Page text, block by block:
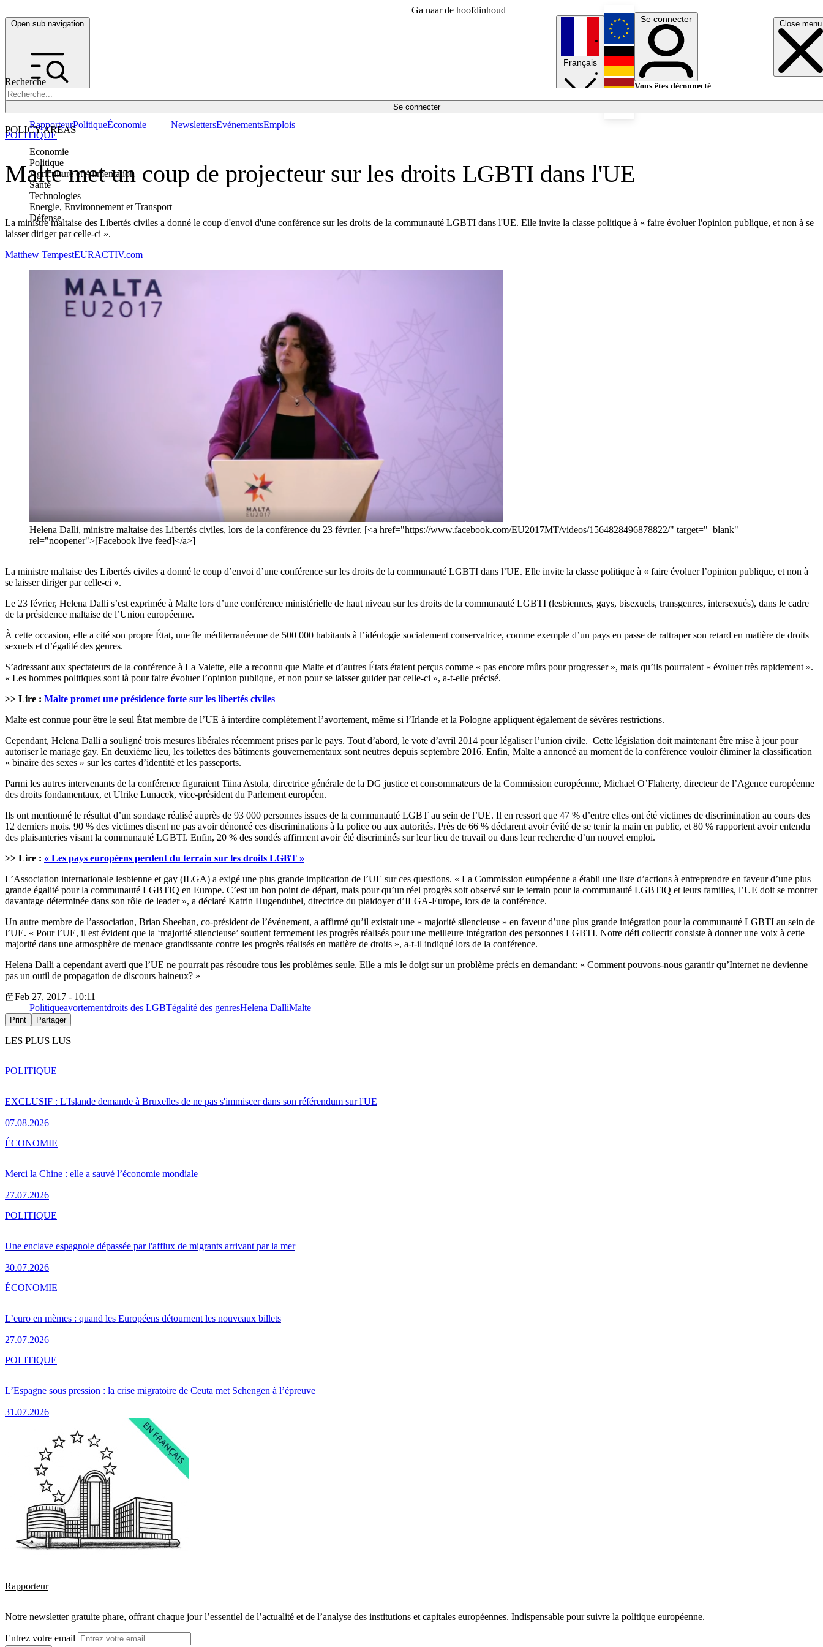
Ga naar de hoofdinhoud
Open sub navigation Close menu
Recherche
Se connecter
POLICY AREAS
Economie
Politique
Agriculture et Alimentation
Santé
Technologies
Energie, Environnement et Transport
Défense
RapporteurPolitiqueÉconomie NewslettersEvénementsEmplois
Français
English
Deutsch
Se connecter
Vous êtes déconnecté.
Malte met un coup de projecteur sur les droits LGBTI dans l'UE
La ministre maltaise des Libertés civiles a donné le coup d'envoi d'une conférence sur les droits de la communauté LGBTI dans l'UE. Elle invite la classe politique à « faire évoluer l'opinion publique, et non à se
laisser diriger par celle-ci ».
POLITIQUE
Matthew TempestEURACTIV.com
Helena Dalli, ministre maltaise des Libertés civiles, lors de la conférence du 23 février. [<a href="https://www.facebook.com/EU2017MT/videos/1564828496878822/" target="_blank"
rel="noopener">[Facebook live feed]</a>]
La ministre maltaise des Libertés civiles a donné le coup d’envoi d’une conférence sur les droits de la communauté LGBTI dans l’UE. Elle invite la classe politique à « faire évoluer l’opinion publique, et non à
se laisser diriger par celle-ci ».
Le 23 février, Helena Dalli s’est exprimée à Malte lors d’une conférence ministérielle de haut niveau sur les droits de la communauté LGBTI (lesbiennes, gays, bisexuels, transgenres, intersexués), dans le cadre
de la présidence maltaise de l’Union européenne.
À cette occasion, elle a cité son propre État, une île méditerranéenne de 500 000 habitants à l’idéologie socialement conservatrice, comme exemple d’un pays en passe de rattraper son retard en matière de droits
sexuels et d’égalité des genres.
S’adressant aux spectateurs de la conférence à La Valette, elle a reconnu que Malte et d’autres États étaient perçus comme « pas encore mûrs pour progresser », mais qu’ils pourraient « évoluer très rapidement ».
« Les hommes politiques sont là pour faire évoluer l’opinion publique, et non pour se laisser guider par celle-ci », a-t-elle précisé.
>> Lire : Malte promet une présidence forte sur les libertés civiles
Malte est connue pour être le seul État membre de l’UE à interdire complètement l’avortement, même si l’Irlande et la Pologne appliquent également de sévères restrictions.
Cependant, Helena Dalli a souligné trois mesures libérales récemment prises par le pays. Tout d’abord, le vote d’avril 2014 pour légaliser l’union civile. Cette législation doit maintenant être mise à jour pour
autoriser le mariage gay. En deuxième lieu, les toilettes des bâtiments gouvernementaux sont neutres depuis septembre 2016. Enfin, Malte a annoncé au moment de la conférence vouloir éliminer la classification
« binaire des sexes » sur les cartes d’identité et les passeports.
Parmi les autres intervenants de la conférence figuraient Tiina Astola, directrice générale de la DG justice et consommateurs de la Commission européenne, Michael O’Flaherty, directeur de l’Agence européenne
des droits fondamentaux, et Ulrike Lunacek, vice-président du Parlement européen.
Ils ont mentionné le résultat d’un sondage réalisé auprès de 93 000 personnes issues de la communauté LGBT au sein de l’UE. Il en ressort que 47 % d’entre elles ont été victimes de discrimination au cours des
12 derniers mois. 90 % des victimes disent ne pas avoir dénoncé ces discriminations à la police ou aux autorités. Près de 66 % déclarent avoir évité de se tenir la main en public, et 80 % rapportent avoir entendu
des plaisanteries visant la communauté LGBTI. Enfin, 20 % des sondés affirment avoir été discriminés sur leur lieu de travail ou dans leur recherche d’un nouvel emploi.
>> Lire : « Les pays européens perdent du terrain sur les droits LGBT »
L’Association internationale lesbienne et gay (ILGA) a exigé une plus grande implication de l’UE sur ces questions. « La Commission européenne a établi une liste d’actions à entreprendre en faveur d’une plus
grande égalité pour la communauté LGBTIQ en Europe. C’est un bon point de départ, mais pour qu’un réel progrès soit observé sur le terrain pour la communauté LGBTIQ et leurs familles, l’UE doit se montrer
davantage déterminée dans son rôle de leader », a déclaré Katrin Hugendubel, directrice du plaidoyer d’ILGA-Europe, lors de la conférence.
Un autre membre de l’association, Brian Sheehan, co-président de l’événement, a affirmé qu’il existait une « majorité silencieuse » en faveur d’une plus grande intégration pour la communauté LGBTI au sein de
l’UE. « Pour l’UE, il est évident que la ‘majorité silencieuse’ soutient fermement les progrès réalisés pour une meilleure intégration des personnes LGBTI. Notre défi collectif consiste à donner une voix à cette
majorité dans une atmosphère de menace grandissante contre les progrès réalisés en matière de droits », a-t-il indiqué lors de la conférence.
Helena Dalli a cependant averti que l’UE ne pourrait pas résoudre tous les problèmes seule. Elle a mis le doigt sur un problème précis en demandant: « Comment pouvons-nous garantir qu’Internet ne devienne
pas un outil de propagation de discours haineux? »
Feb 27, 2017 - 10:11
Politiqueavortementdroits des LGBTégalité des genresHelena DalliMalte
Print Partager
LES PLUS LUS
EXCLUSIF : L'Islande demande à Bruxelles de ne pas s'immiscer dans son référendum sur l'UE
07.08.2026
POLITIQUE
Merci la Chine : elle a sauvé l’économie mondiale
27.07.2026
ÉCONOMIE
Une enclave espagnole dépassée par l'afflux de migrants arrivant par la mer
30.07.2026
POLITIQUE
L’euro en mèmes : quand les Européens détournent les nouveaux billets
27.07.2026
ÉCONOMIE
L’Espagne sous pression : la crise migratoire de Ceuta met Schengen à l’épreuve
31.07.2026
POLITIQUE
Rapporteur
Notre newsletter gratuite phare, offrant chaque jour l’essentiel de l’actualité et de l’analyse des institutions et capitales européennes. Indispensable pour suivre la politique européenne.
Entrez votre email